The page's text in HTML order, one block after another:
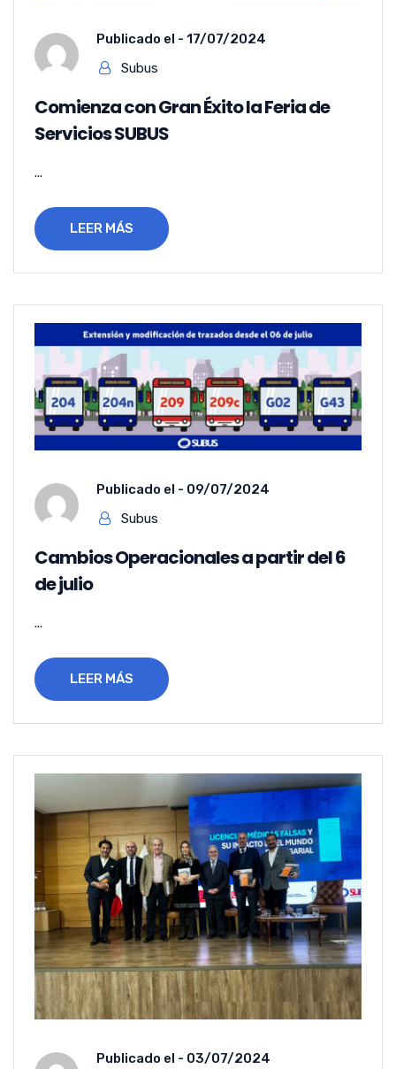
Publicado el - 17/07/2024
Subus
Comienza con Gran Éxito la Feria de
Servicios SUBUS
...
LEER MÁS
Publicado el - 09/07/2024
Subus
Cambios Operacionales a partir del 6
de julio
...
LEER MÁS
Publicado el - 03/07/2024